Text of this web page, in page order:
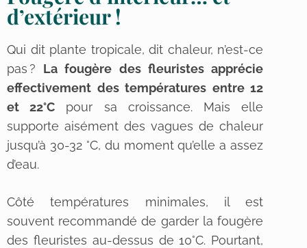
d’extérieur !
Qui dit plante tropicale, dit chaleur, n’est-ce
pas ? La fougère des fleuristes apprécie
effectivement des températures entre 12
et 22°C pour sa croissance. Mais elle
supporte aisément des vagues de chaleur
jusqu’à 30-32 °C, du moment qu’elle a assez
d’eau.
Côté températures minimales, il est
souvent recommandé de garder la fougère
des fleuristes au-dessus de 10°C. Pourtant,